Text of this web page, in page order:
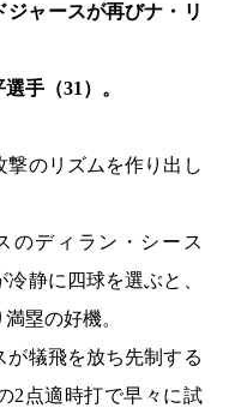
ジャースが再びナ・リ
手（31）。
撃のリズムを作り出し
のディラン・シース
冷静に四球を選ぶと、
塁の好機。
が犠飛を放ち先制する
2点適時打で早々に試